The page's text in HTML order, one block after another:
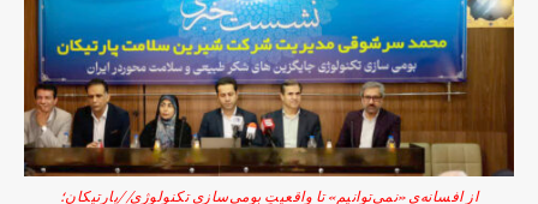
از افسانه‌ی «نمی‌توانیم» تا واقعیتِ بومی‌سازی تکنولوژی//پارتیکان؛